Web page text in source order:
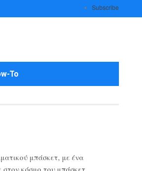
Subscribe
To
μπάσκετ, με ένα
στον κόσμο του μπάσκετ,